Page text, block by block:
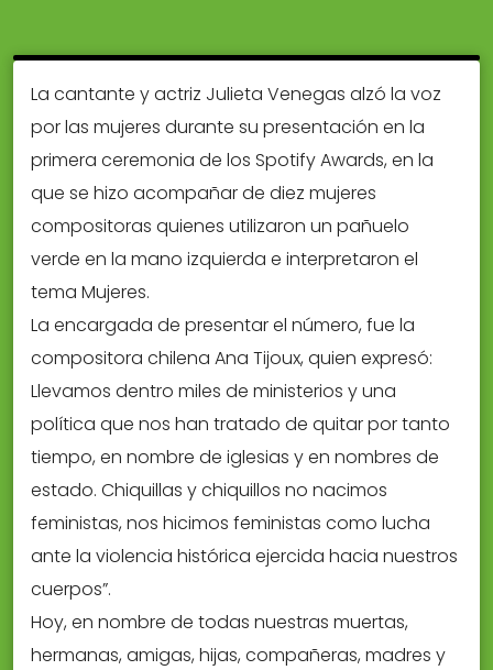
La cantante y actriz Julieta Venegas alzó la voz
por las mujeres durante su presentación en la
primera ceremonia de los Spotify Awards, en la
que se hizo acompañar de diez mujeres
compositoras quienes utilizaron un pañuelo
verde en la mano izquierda e interpretaron el
tema Mujeres.
La encargada de presentar el número, fue la
compositora chilena Ana Tijoux, quien expresó:
Llevamos dentro miles de ministerios y una
política que nos han tratado de quitar por tanto
tiempo, en nombre de iglesias y en nombres de
estado. Chiquillas y chiquillos no nacimos
feministas, nos hicimos feministas como lucha
ante la violencia histórica ejercida hacia nuestros
cuerpos”.
Hoy, en nombre de todas nuestras muertas,
hermanas, amigas, hijas, compañeras, madres y